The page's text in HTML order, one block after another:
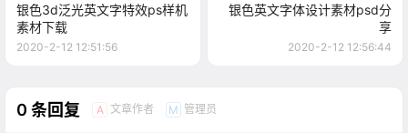
银色3d泛光英文字特效ps样机
素材下载
2020-2-12 12:51:56
银色英文字体设计素材psd分
享
2020-2-12 12:56:44
0 条回复 A 文章作者 M 管理员